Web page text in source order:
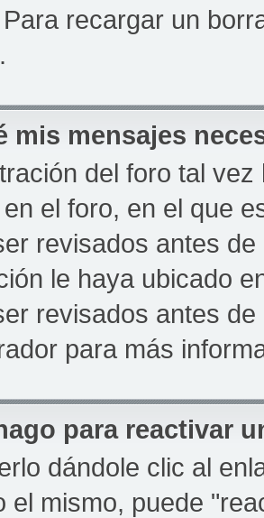
recargar un
mis mensajes
del foro tal
el foro, en el que
revisados antes
le haya ubicado
revisados antes
para más
para reactivar
dándole clic al
el mismo, puede